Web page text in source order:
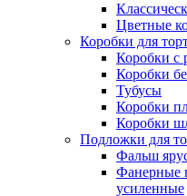
Цветные
Коробки для
Коробки с
Коробки
Тубусы
Коробки
Коробки
Подложки для
Фальш
Фанерные
усиленные